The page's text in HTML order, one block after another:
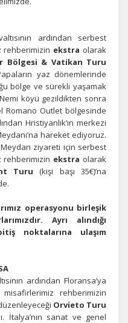
ardından serbest
rehberimizin ekstra olarak
Bölgesi & Vatikan Turu
yaz dönemlerinde
bölge ve sürekli yaşamak
köyü gezildikten sonra
Romano Outlet bölgesinde
Hristiyanlık’ın merkezi
hareket ediyoruz.
Meydan ziyareti için serbest
rehberimizin ekstra olarak
Turu(kişi başı 35€)’na
operasyonu birleşik
Ayrı alındığı
noktalarına ulaşım
ardından Floransa’ya
rehberimizin
Orvieto Turu
İtalya’nın sanat ve genel